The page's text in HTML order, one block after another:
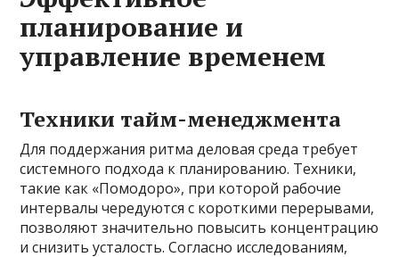
планирование и
управление временем
Техники тайм-менеджмента
Для поддержания ритма деловая среда требует
системного подхода к планированию. Техники,
такие как «Помодоро», при которой рабочие
интервалы чередуются с короткими перерывами,
позволяют значительно повысить концентрацию
и снизить усталость. Согласно исследованиям,